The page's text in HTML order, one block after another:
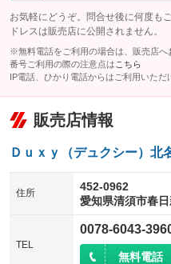
お気軽にどうぞ。問合せ後に何度も
ドレスは販売店に公開されません。
※無料電話をご利用の場合は、販売店
番号ご利用の際の注意点は こちら
IP電話、ひかり電話からはご利用いただ
販売店情報
Ｄｕｘｙ（デュクシー）
住所
452-0962
愛知県清須市春
TEL
0078-6043-
無料電話